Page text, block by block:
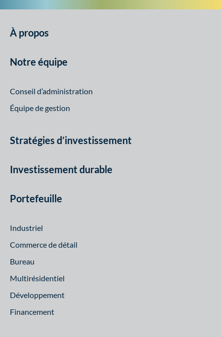
À propos
Notre équipe
Conseil d’administration
Équipe de gestion
Stratégies d’investissement
Investissement durable
Portefeuille
Industriel
Commerce de détail
Bureau
Multirésidentiel
Développement
Financement